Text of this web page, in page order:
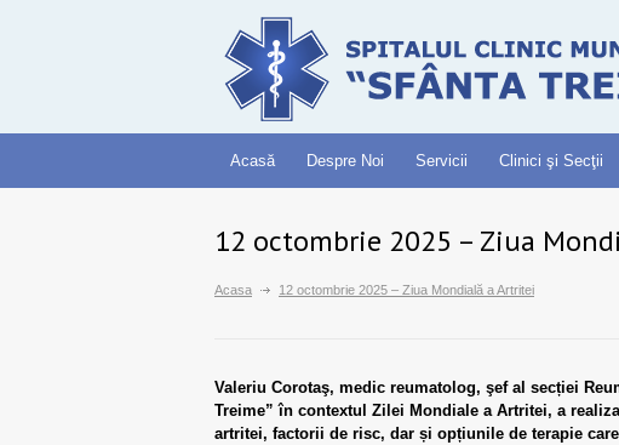
Acasă Despre Noi Servicii Clinici şi Secţii
12 octombrie 2025 – Ziua
Acasa 12 octombrie 2025 – Ziua Mondială a Artritei
Valeriu Corotaş, medic reumatolog, şef al secției
Treime” în contextul Zilei Mondiale a Artritei, a
artritei, factorii de risc, dar și opțiunile de terapie